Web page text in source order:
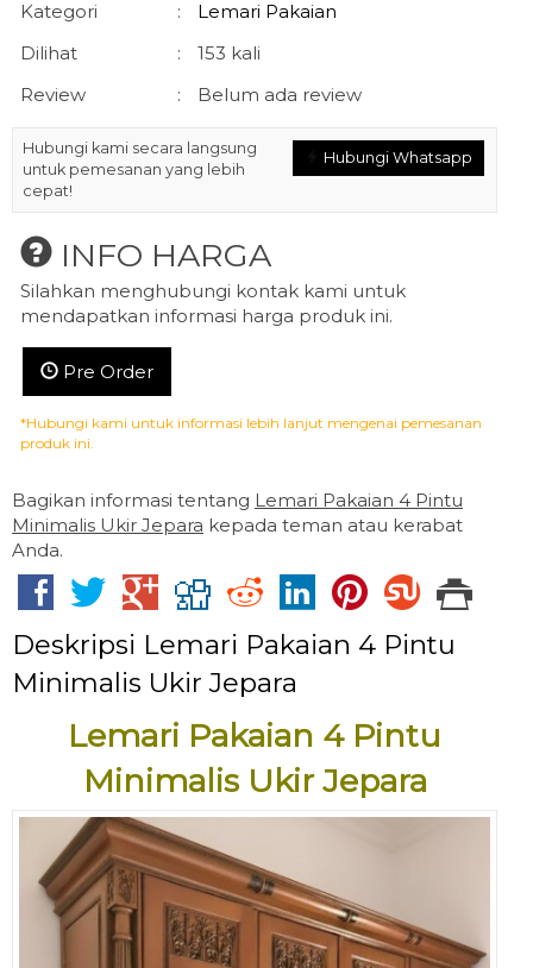
Kategori
:
Lemari Pakaian
Dilihat
:
153 kali
Review
: Belum ada review
Hubungi Whatsapp
Hubungi kami secara langsung
untuk pemesanan yang lebih
cepat!
INFO HARGA
Silahkan menghubungi kontak kami untuk
mendapatkan informasi harga produk ini.
Pre Order
*Hubungi kami untuk informasi lebih lanjut mengenai pemesanan
produk ini.
Bagikan informasi tentang Lemari Pakaian 4 Pintu
Minimalis Ukir Jepara kepada teman atau kerabat
Anda.
Deskripsi Lemari Pakaian 4 Pintu
Minimalis Ukir Jepara
Lemari Pakaian 4 Pintu
Minimalis Ukir Jepara